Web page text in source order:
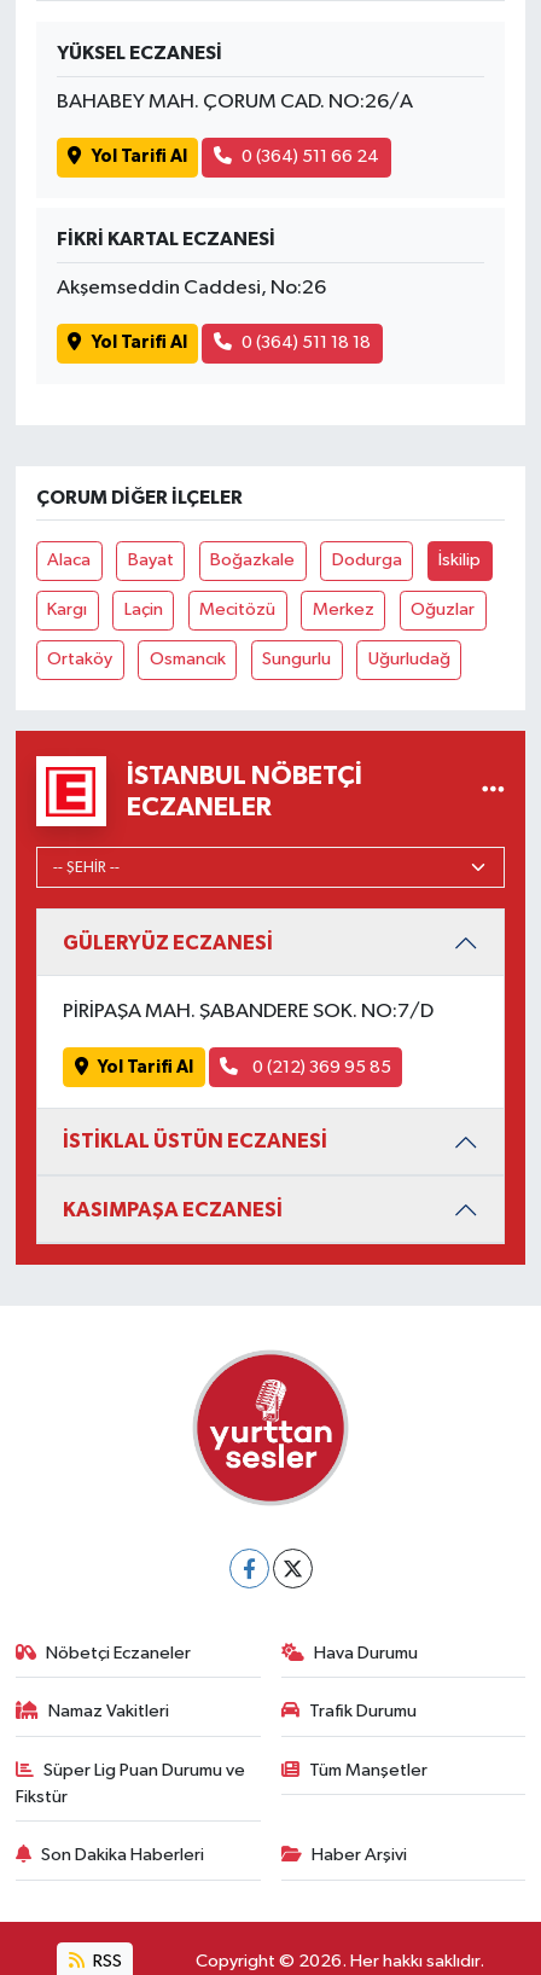
YÜKSEL ECZANESİ
BAHABEY MAH. ÇORUM CAD. NO:26/A
Yol Tarifi Al 0 (364) 511 66 24
FİKRİ KARTAL ECZANESİ
Akşemseddin Caddesi, No:26
Yol Tarifi Al 0 (364) 511 18 18
ÇORUM DIĞER İLÇELER
Alaca Bayat Boğazkale Dodurga İskilip
Kargı Laçin Mecitözü Merkez Oğuzlar
Ortaköy Osmancık Sungurlu Uğurludağ
İSTANBUL NÖBETÇI
ECZANELER
GÜLERYÜZ ECZANESİ
PİRİPAŞA MAH. ŞABANDERE SOK. NO:7/D
Yol Tarifi Al 0 (212) 369 95 85
İSTİKLAL ÜSTÜN ECZANESİ
KASIMPAŞA ECZANESİ
Nöbetçi Eczaneler Hava Durumu
Namaz Vakitleri Trafik Durumu
Süper Lig Puan Durumu ve
Fikstür
Tüm Manşetler
Son Dakika Haberleri Haber Arşivi
RSS Copyright © 2026. Her hakkı saklıdır.